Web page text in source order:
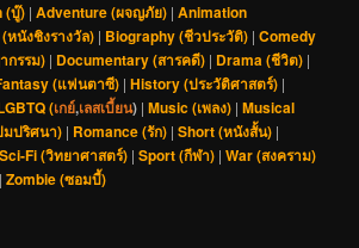
(บู๊) |Adventure (ผจญภัย) |Animation
หนังชิงรางวัล) | Biography (ชีวประวัติ) |Comedy
กรรม) | Documentary (สารคดี) | Drama (ชีวิต) |
(แฟนตาซี) |History (ประวัติศาสตร์) |
(เกย์,เลสเบี้ยน) |Music (เพลง) |Musical
ปริศนา) | Romance (รัก) |Short (หนังสั้น) |
Sci-Fi (วิทยาศาสตร์) |Sport (กีฬา) |War (สงคราม)
|Zombie (ซอมบี้)